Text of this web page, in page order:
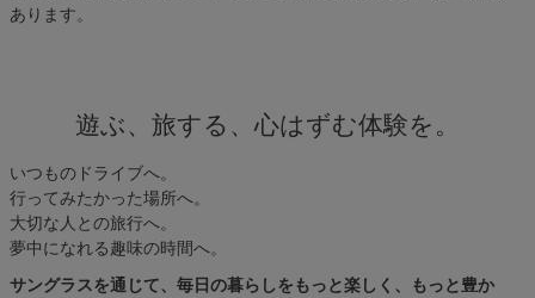
あります。
遊ぶ、旅する、心はずむ体験を。
いつものドライブへ。
行ってみたかった場所へ。
大切な人との旅行へ。
夢中になれる趣味の時間へ。
サングラスを通じて、毎日の暮らしをもっと楽しく、もっと豊か